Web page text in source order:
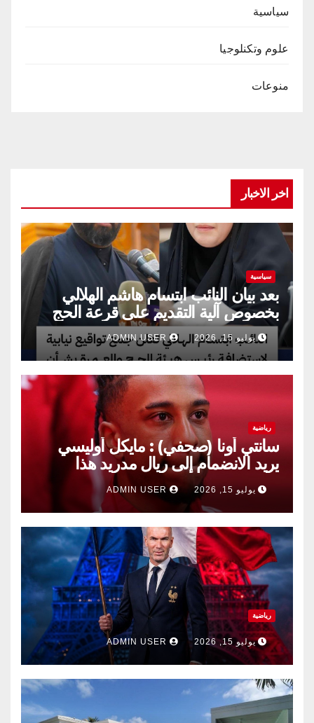
سياسية
علوم وتكنلوجيا
منوعات
اخر الاخبار
سياسية
بعد بيان النائب ابتسام هاشم الهلالي
بخصوص آلية التقديم على قرعة الحج
يوليو 15, 2026
رياضية
سانتي أونا (صحفي) : مايكل أوليسي
يريد الانضمام إلى ريال مدريد هذا
الصيف.
يوليو 15, 2026 ADMIN USER
رياضية
يوليو 15, 2026